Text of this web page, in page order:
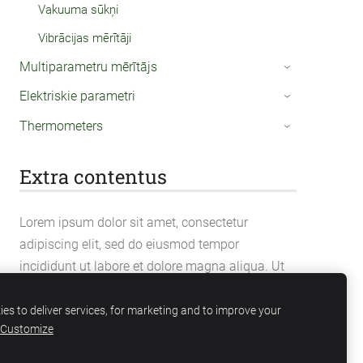
Vakuuma sūkņi
Vibrācijas mērītāji
Multiparametru mērītājs ›
Elektriskie parametri ›
Thermometers ›
Extra contentus
Lorem ipsum dolor sit amet, consectetur
adipiscing elit, sed do eiusmod tempor
incididunt ut labore et dolore magna aliqua. Ut
exercitation ullamco laboris nisi ut aliquip ex ea
commodo consequat.
to deliver services, for marketing and to improve your
Customize